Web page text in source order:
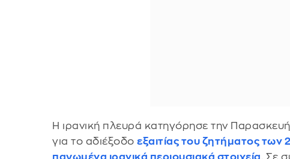
Η ιρανική πλευρά κατηγόρησε την
για το αδιέξοδοεξαιτίας του ζητήματος των
παγωμένα ιρανικά περιουσιακά στοιχεία. Σε